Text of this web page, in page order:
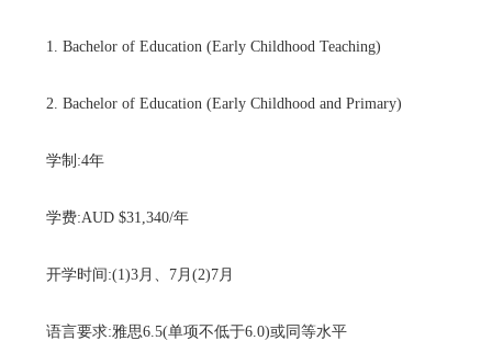
1. Bachelor of Education (Early Childhood Teaching)
2. Bachelor of Education (Early Childhood and Primary)
学制:4年
学费:AUD $31,340/年
开学时间:(1)3月、7月(2)7月
语言要求:雅思6.5(单项不低于6.0)或同等水平